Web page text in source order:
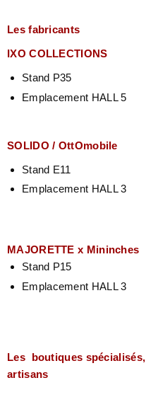
Les fabricants
IXO COLLECTIONS
Stand P35
Emplacement HALL 5
SOLIDO / OttOmobile
Stand E11
Emplacement HALL 3
MAJORETTE x Mininches
Stand P15
Emplacement HALL 3
Les boutiques spécialisés,
artisans